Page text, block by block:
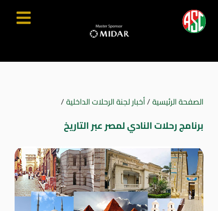
الصفحة الرئيسية/أخبار لجنة الرحلات الداخلية/
برنامج رحلات النادي لمصر عبر التاريخ